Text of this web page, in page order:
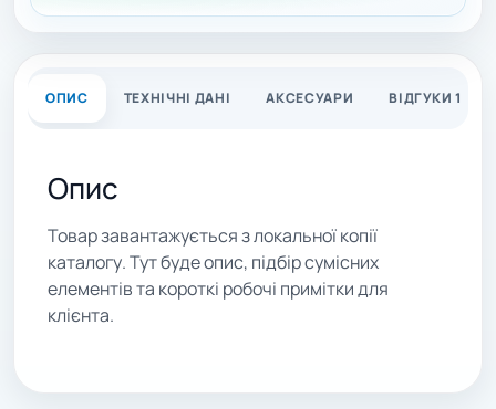
ОПИС ТЕХНІЧНІ ДАНІ АКСЕСУАРИ ВІДГУКИ 1
Опис
Товар завантажується з локальної копії
каталогу. Тут буде опис, підбір сумісних
елементів та короткі робочі примітки для
клієнта.